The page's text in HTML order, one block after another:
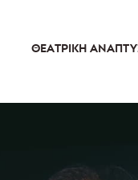
ΘΕΑΤΡΙΚΉ